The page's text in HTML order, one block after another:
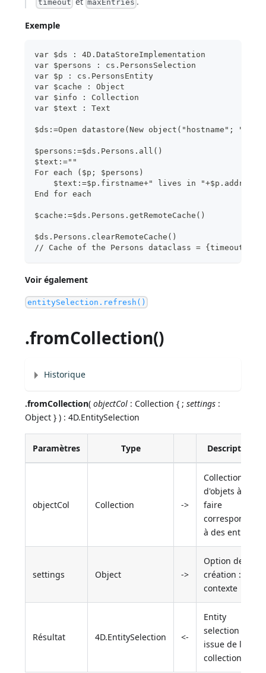
timeout maxEntries
Exemple
var $ds : 4D.DataStoreImplementation
var $persons : cs.PersonsSelection
var $p : cs.PersonsEntity
var $cache : Object
var $info : Collection
var $text : Text
$ds:=Open datastore(New object("hostname";
$persons:=$ds.Persons.all()
$text:=""
For each ($p; $persons)
$text:=$p.firstname+" lives in
End for each
$cache:=$ds.Persons.getRemoteCache()
$ds.Persons.clearRemoteCache()
// Cache of the Persons dataclass =
Voir également
entitySelection.refresh()
.fromCollection()
Historique
.fromCollection(objectCol : Collection { ;settings :
Object } ) : 4D.EntitySelection
Paramètres Type Description
objectCol Collection ->
Collection
d'objets à
faire
correspondre
à des entités
settings Object ->
Option de
création :
contexte
Résultat 4D.EntitySelection <-
Entity
selection
issue de la
collection